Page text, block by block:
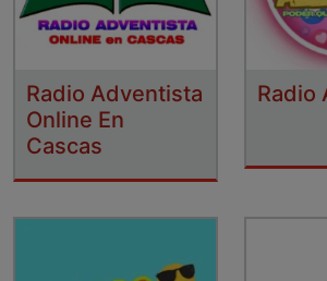
Radio Adventista
Online En
Cascas
Radio